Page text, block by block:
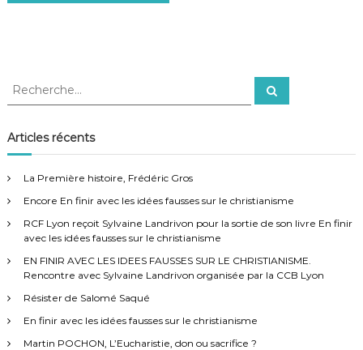
R
h
e
c
h
e
R
e
c
Articles récents
La Première histoire, Frédéric Gros
Encore En finir avec les idées fausses sur le christianisme
RCF Lyon reçoit Sylvaine Landrivon pour la sortie de son livre En finir
avec les idées fausses sur le christianisme
EN FINIR AVEC LES IDEES FAUSSES SUR LE CHRISTIANISME.
Rencontre avec Sylvaine Landrivon organisée par la CCB Lyon
Résister de Salomé Saqué
En finir avec les idées fausses sur le christianisme
Martin POCHON, L’Eucharistie, don ou sacrifice ?